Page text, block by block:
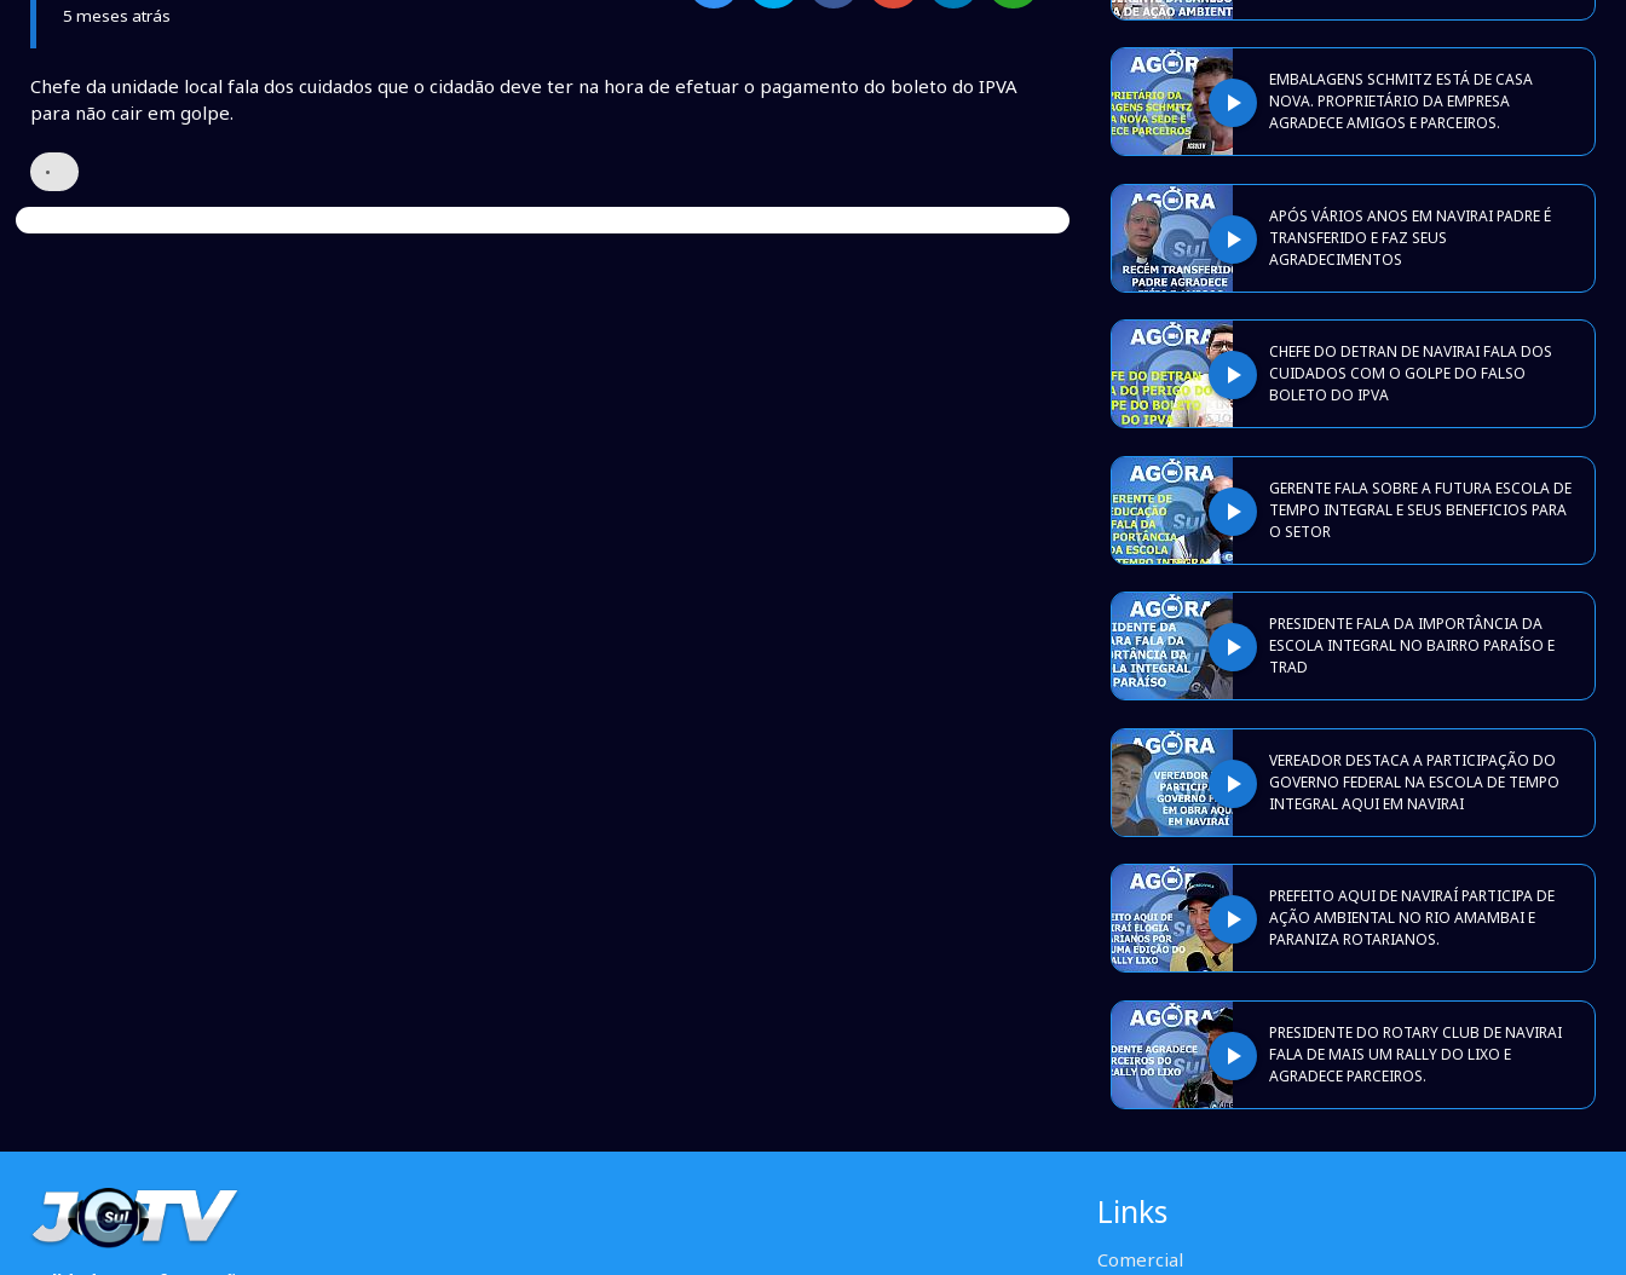
5 meses atrás
Chefe da unidade local fala dos cuidados que o cidadão deve ter na hora de efetuar o pagamento do boleto do IPVA
para não cair em golpe.
•
play_arrow
EMBALAGENS SCHMITZ ESTÁ DE CASA
NOVA. PROPRIETÁRIO DA EMPRESA
AGRADECE AMIGOS E PARCEIROS.
play_arrow
APÓS VÁRIOS ANOS EM NAVIRAI PADRE É
TRANSFERIDO E FAZ SEUS
AGRADECIMENTOS
play_arrow
CHEFE DO DETRAN DE NAVIRAI FALA DOS
CUIDADOS COM O GOLPE DO FALSO
BOLETO DO IPVA
play_arrow
GERENTE FALA SOBRE A FUTURA ESCOLA DE
TEMPO INTEGRAL E SEUS BENEFICIOS PARA
O SETOR
play_arrow
PRESIDENTE FALA DA IMPORTÂNCIA DA
ESCOLA INTEGRAL NO BAIRRO PARAÍSO E
TRAD
play_arrow
VEREADOR DESTACA A PARTICIPAÇÃO DO
GOVERNO FEDERAL NA ESCOLA DE TEMPO
INTEGRAL AQUI EM NAVIRAI
play_arrow
PREFEITO AQUI DE NAVIRAÍ PARTICIPA DE
AÇÃO AMBIENTAL NO RIO AMAMBAI E
PARANIZA ROTARIANOS.
play_arrow
PRESIDENTE DO ROTARY CLUB DE NAVIRAI
FALA DE MAIS UM RALLY DO LIXO E
AGRADECE PARCEIROS.
Links
Comercial